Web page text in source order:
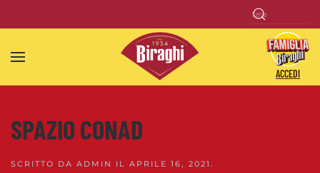
Skip to main content
ACCEDI
SPAZIO CONAD
SCRITTO DA ADMIN IL APRILE 16, 2021 .